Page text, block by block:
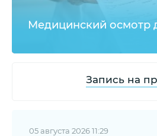
Медицинский осмотр
Запись на
05 августа 2026 11:29